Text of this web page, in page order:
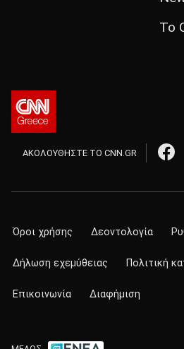
Το
ΑΚΟΛΟΥΘΗΣΤΕ ΤΟ CNN.GR
Όροι χρήσης Δεοντολογία
Δήλωση εχεμύθειας Πολιτική
Επικοινωνία Διαφήμιση